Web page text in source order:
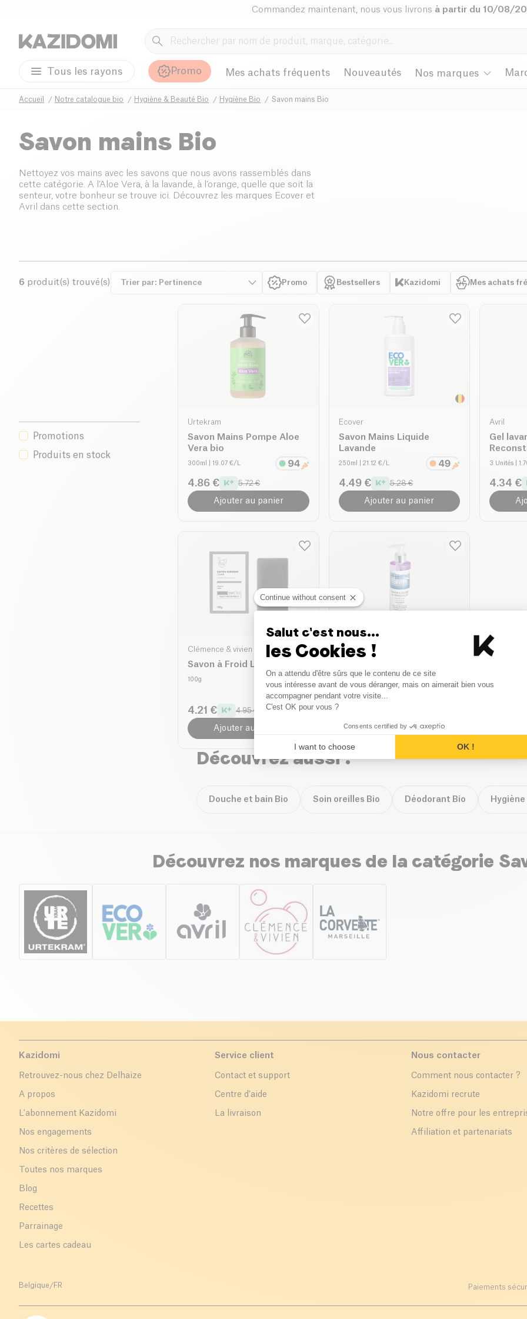
Commandez maintenant, nous vous livrons à partir du 10/08/
Tous les rayons Promo Mes achats fréquents Nouveautés Nos marques
Accueil Notre catalogue bio Hygiène & Beauté Bio Hygiène Bio Savon mains Bio
Savon mains Bio
Nettoyez vos mains avec les savons que nous avons rassemblés dans
cette catégorie. A l’Aloe Vera, à la lavande, à l’orange, quelle que soit la
senteur, votre bonheur se trouve ici. Découvrez les marques Ecover et
Avril dans cette section.
6 produit(s) trouvé(s) Promo Bestsellers Kazidomi Mes achats
Promotions
Produits en stock
Urtekram
Savon Mains Pompe Aloe
Vera bio
300ml | 19.07 €/L
4.86 € 5.72 €
Ajouter au panier
Ecover
Savon Mains Liquide
Lavande
250ml | 21.12 €/L
4.49 € 5.28 €
Ajouter au panier
Avril
Gel
3 Unités |
4.34 €
Clémence & vivien
Savon à Froid L'Emir
100g
4.21 € 4.95 €
Ajouter au panier
La corvette
Lavande
| 35.20 €/L
Ajouter au panier
Découvrez aussi :
Douche et bain Bio Soin oreilles Bio Déodorant Bio
Découvrez nos marques de la catégorie
Kazidomi
Retrouvez-nous chez Delhaize
A propos
L'abonnement Kazidomi
Nos engagements
Nos critères de sélection
Toutes nos marques
Blog
Recettes
Parrainage
Les cartes cadeau
Service client
Contact et support
Centre d'aide
La livraison
Nous contacter
Comment nous contacter ?
Kazidomi recrute
Notre offre pour les
Affiliation et partenariats
Belgique / FR Paiements
Continue without consent
Salut c'est nous...
les Cookies !
Consent Management
On a attendu d'être sûrs que le contenu de ce site
vous intéresse avant de vous déranger, mais on aimerait bien vous
accompagner pendant votre visite...
C'est OK pour vous ?
Consents certified by
I want to choose OK !
Axeptio consent